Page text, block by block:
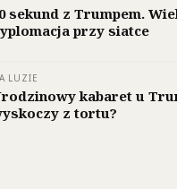
sekund z Trumpem.
przy siatce
LUZIE
kabaret u
z tortu?